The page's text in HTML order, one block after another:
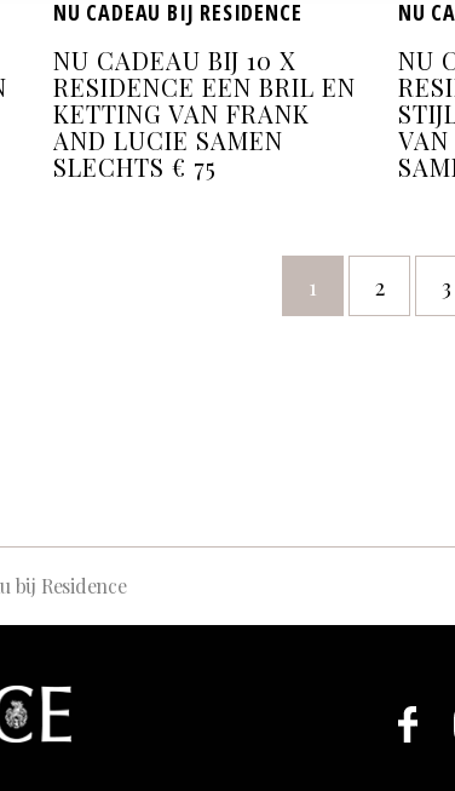
NU CADEAU BIJ RESIDENCE
NU CADEAU BIJ 10 X
RESIDENCE EEN BRIL EN
KETTING VAN FRANK
AND LUCIE SAMEN
SLECHTS € 75
NU
NU
1 2 3
bij Residence